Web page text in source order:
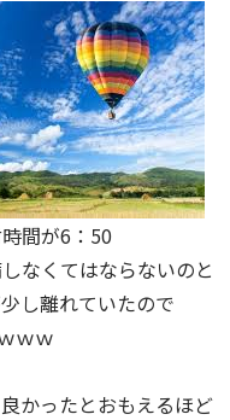
間が6：50
なくてはならないのと
し離れていたので
ｗｗ
かったとおもえるほど